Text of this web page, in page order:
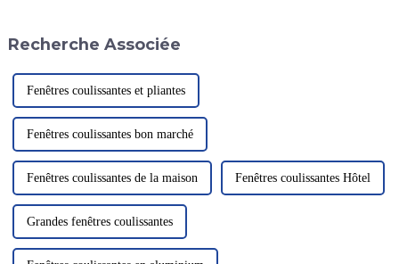
résistance à la corrosion...
Recherche Associée
Fenêtres coulissantes et pliantes
Fenêtres coulissantes bon marché
Fenêtres coulissantes de la maison Fenêtres coulissantes Hôtel
Grandes fenêtres coulissantes